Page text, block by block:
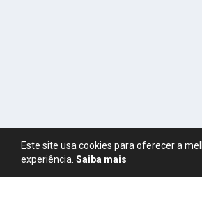
Este site usa cookies para oferecer a
experiência. Saiba mais